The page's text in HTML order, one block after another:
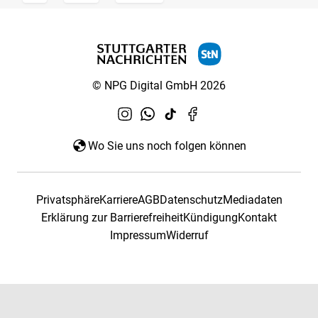
© NPG Digital GmbH 2026
Wo Sie uns noch folgen können
PrivatsphäreKarriereAGBDatenschutzMediadaten
Erklärung zur BarrierefreiheitKündigungKontakt
ImpressumWiderruf